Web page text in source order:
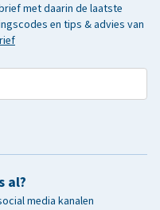
met daarin de laatste
en tips & advies van
al?
media kanalen